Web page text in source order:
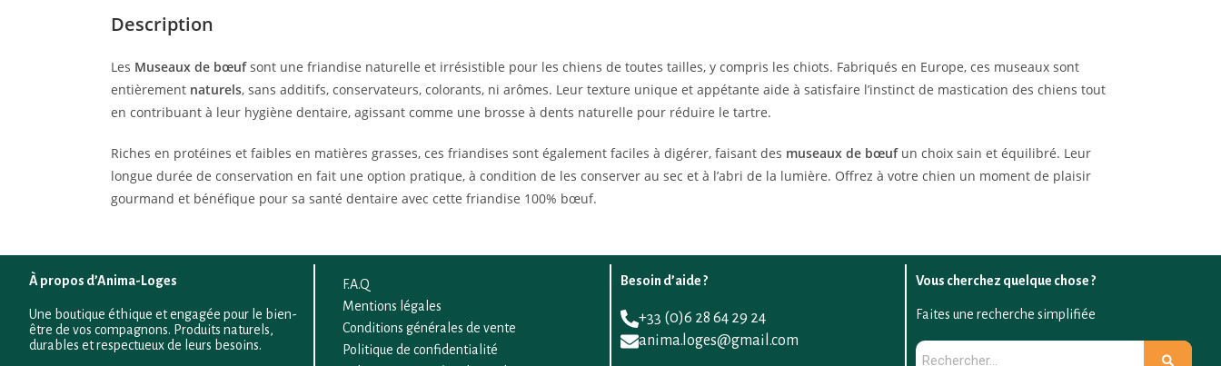
Description
Les Museaux de bœufsont une friandise naturelle et irrésistible pour les chiens de toutes tailles, y compris les chiots. Fabriqués en Europe, ces museaux sont
entièrement naturels, sans additifs, conservateurs, colorants, ni arômes. Leur texture unique et appétante aide à satisfaire l’instinct de mastication des chiens tout
en contribuant à leur hygiène dentaire, agissant comme une brosse à dents naturelle pour réduire le tartre.
Riches en protéines et faibles en matières grasses, ces friandises sont également faciles à digérer, faisant des museaux de bœufun choix sain et équilibré. Leur
longue durée de conservation en fait une option pratique, à condition de les conserver au sec et à l’abri de la lumière. Offrez à votre chien un moment de plaisir
gourmand et bénéfique pour sa santé dentaire avec cette friandise 100% bœuf.
À propos d’Anima-Loges
Une boutique éthique et engagée pour le bien-
être de vos compagnons. Produits naturels,
durables et respectueux de leurs besoins.
F.A.Q
Mentions légales
Conditions générales de vente
Politique de confidentialité
Besoin d’aide ?
+33 (0)6 28 64 29 24
anima.loges@gmail.com
Vous cherchez quelque chose ?
Faites une recherche simplifiée